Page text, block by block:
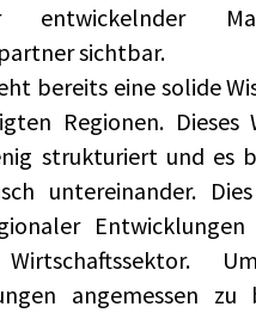
entwickelnder
sichtbar.
bereits eine solide
Regionen. Dieses
strukturiert und es
untereinander.
angemessen zu